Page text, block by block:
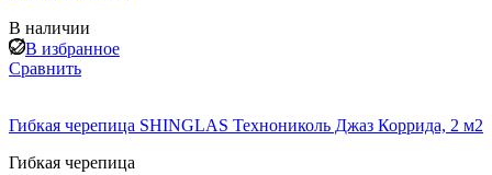
В наличии
В избранное
Сравнить
Гибкая черепица SHINGLAS Технониколь Джаз Коррида, 2 м2
Гибкая черепица